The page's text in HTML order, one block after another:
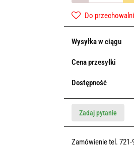
Do przechowalni
Wysyłka w ciągu
Cena przesyłki
Dostępność
Zadaj pytanie
Zamówienie tel. 721-